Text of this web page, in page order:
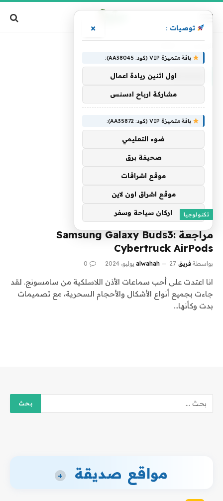
BUDS3
تكنولوجيا
مراجعة Samsung Galaxy Buds3:
Cybertruck AirPods
بواسطة فريق alwahah 27 يوليو، 2024 0
انا اعتدت على أحب سماعات الأذن اللاسلكية من سامسونج. لقد
جاءت بجميع أنواع الأشكال والأحجام السحرية، مع تصميمات
بدت وكأنها…
مواقع صديقة +
توصيات : ×
باقة متميزة VIP (كود: AA38045):
اول اثنين ريادة اعمال
مشاركة ارباح ادسنس
باقة متميزة VIP (كود: AA35872):
ضوء التعليمي
صحيفة برق
موقع اشراقات
موقع اشراق اون لاين
اركان سياحة وسفر